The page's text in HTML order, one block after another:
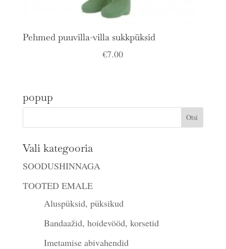
Pehmed puuvilla-villa sukkpüksid
€7.00
popup
Vali kategooria
SOODUSHINNAGA
TOOTED EMALE
Aluspüksid, püksikud
Bandaažid, hoidevööd, korsetid
Imetamise abivahendid